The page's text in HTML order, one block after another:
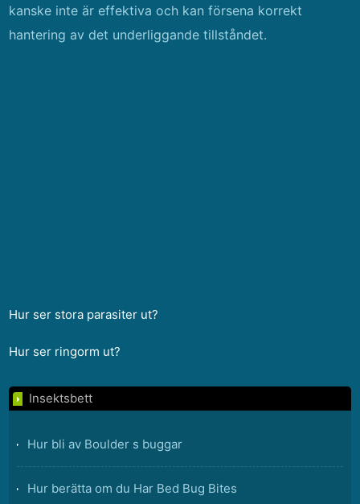
kanske inte är effektiva och kan försena korrekt
hantering av det underliggande tillståndet.
Hur ser stora parasiter ut?
Hur ser ringorm ut?
Insektsbett
Hur bli av Boulder s buggar
Hur berätta om du Har Bed Bug Bites